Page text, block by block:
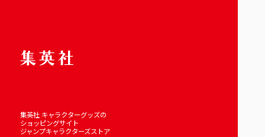
集英社 キャラクターグッズの
ショッピングサイト
ジャンプキャラクターズストア